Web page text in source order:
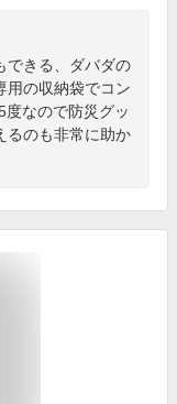
できる、ダバダの
用の収納袋でコン
なので防災グッ
るのも非常に助か